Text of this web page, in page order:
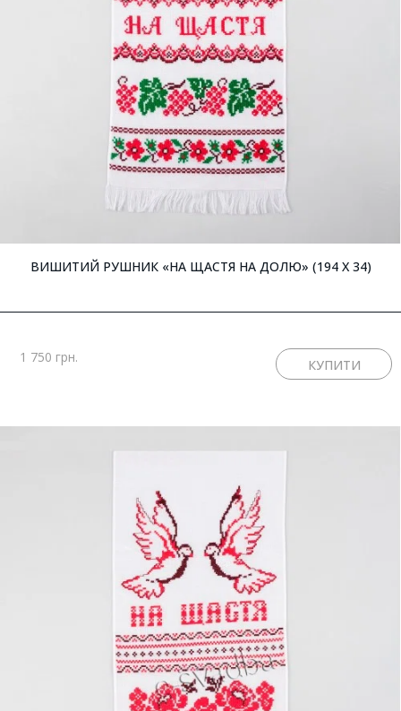
ВИШИТИЙ РУШНИК «НА ЩАСТЯ НА ДОЛЮ» (194 X 34)
1 750 грн.